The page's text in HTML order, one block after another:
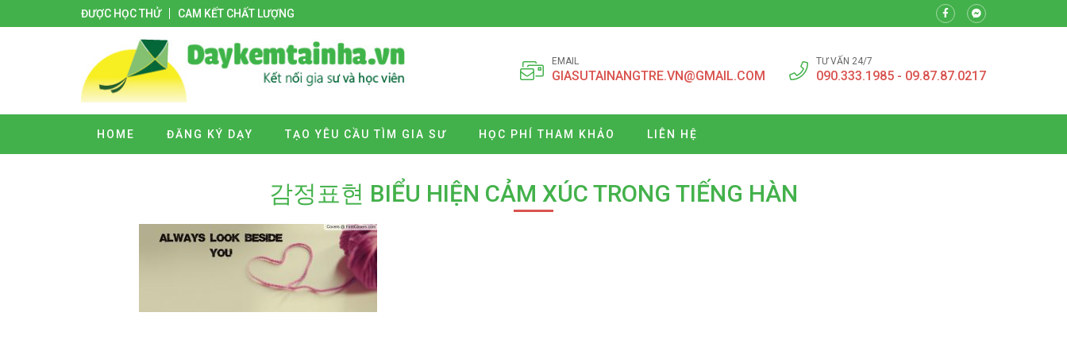
ĐƯỢC HỌC THỬ CAM KẾT CHẤT LƯỢNG
EMAIL
GIASUTAINANGTRE.VN@GMAIL.COM
TƯ VẤN 24/7
090.333.1985 - 09.87.87.0217
HOME ĐĂNG KÝ DẠY TẠO YÊU CẦU TÌM GIA SƯ HỌC PHÍ THAM KHẢO LIÊN HỆ
감정표현 BIỂU HIỆN CẢM XÚC TRONG TIẾNG HÀN